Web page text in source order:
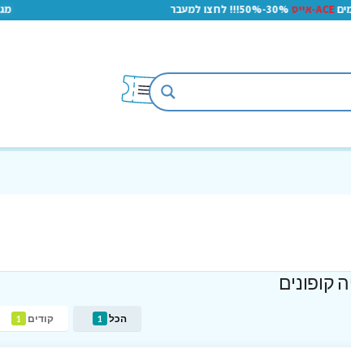
ACE-אייס 30%-50%!!! לחצו למעבר
קופונים
הכל 1 קודים 1